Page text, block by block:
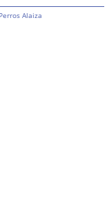
Perros Alaiza